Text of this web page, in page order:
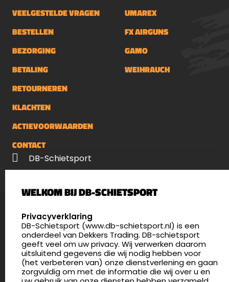
VEELGESTELDE VRAGEN
BESTELLEN
BEZORGING
BETALING
RETOURNEREN
KLACHTEN
ACTIEVOORWAARDEN
CONTACT
UMAREX
FX AIRGUNS
GAMO
WEIHRAUCH
DB-Schietsport
5411 LX Zeeland
4.8
176 beoordelingen
info@db-schietsport.nl
Openingstijden
WELKOM BIJ DB-SCHIETSPORT
SELECT LANGUAGE
Privacyverklaring
DB-Schietsport (www.db-schietsport.nl) is een
onderdeel van Dekkers Trading. DB-schietsport
geeft veel om uw privacy. Wij verwerken daarom
uitsluitend gegevens die wij nodig hebben voor
(het verbeteren van) onze dienstverlening en gaan
zorgvuldig om met de informatie die wij over u en